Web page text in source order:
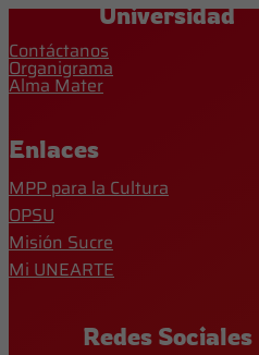
Universidad
Contáctanos
Organigrama
Alma Mater
Enlaces
MPP para la Cultura
OPSU
Misión Sucre
Mi UNEARTE
Redes Sociales